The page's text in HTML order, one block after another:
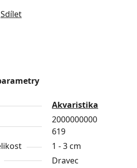
Sdílet
Akvaristika
2000000000
619
1 - 3 cm
Dravec